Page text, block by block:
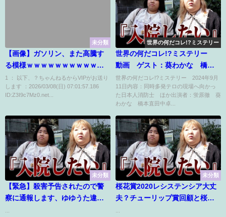
未分類
【画像】ガソリン、また高騰す
る模様ｗｗｗｗｗｗｗｗｗｗｗ
ｗｗｗｗｗｗｗｗｗｗｗｗｗｗ
ｗｗｗｗｗ
1 ： 以下、？ちゃんねるからVIPがお送り
します ：2026/03/08(日) 07:01:57.186
ID:Z3I9c7Mz0.net...
世界の何だコレ!?ミステリー
世界の何だコレ!?ミステリー
動画 ゲスト：葵わかな 橋本
直 2024年9月11日
世界の何だコレ!?ミステリー 2024年9月
11日内容：同時多発テロの現場へ向かっ
た日本人消防士 ほか出演者：蛍原徹 葵
わかな 橋本直田中卓...
未分類
【緊急】殺害予告されたので警
察に通報します、ゆゆうた違法
...
未分類
桜花賞2020レシステンシア大丈
夫？チューリップ賞回顧と桜花
...